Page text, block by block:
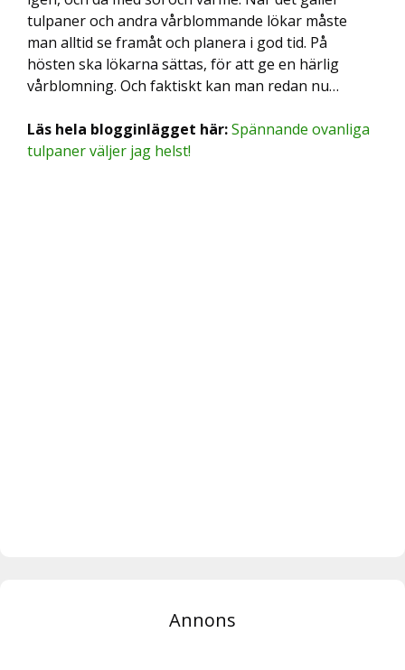
tulpaner och andra vårblommande lökar måste
man alltid se framåt och planera i god tid. På
hösten ska lökarna sättas, för att ge en härlig
vårblomning. Och faktiskt kan man redan nu…
Läs hela blogginlägget här:Spännande ovanliga
tulpaner väljer jag helst!
Annons